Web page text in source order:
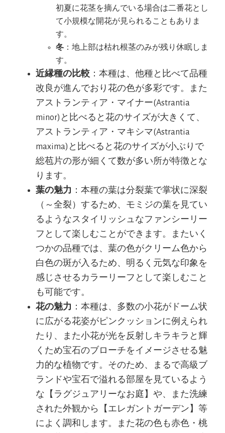
初夏に花茎を摘んでいる場合は二番花とし
て小規模な開花が見られることもありま
す。
冬 ：地上部は枯れ根茎のみが残り休眠しま
す。
近縁種の比較 ：本種は、他種と比べて品種
改良が進んでおり花の色が多彩です。また
アストランティア・マイナー(Astrantia
minor)と比べると花のサイズが大きくて、
アストランティア・マキシマ(Astrantia
maxima)と比べると花のサイズが小ぶりで
総苞片の形が細くて数が多い所が特徴とな
ります。
葉の魅力
：本種の葉は分裂葉で掌状に深裂
（～全裂）するため、モミジの葉を見てい
るようなスタイリッシュなファンシーリー
フとして楽しむことができます。またいく
つかの品種では、葉の色がクリーム色から
白色の斑が入るため、明るく元気な印象を
感じさせるカラーリーフとして楽しむこと
も可能です。
花の魅力
：本種は、多数の小花がドーム状
に広がる花姿がピンクッションに例えられ
たり、また小花が光を反射しキラキラと輝
くため宝石のブローチをイメージさせる魅
力的な植物です。そのため、まるで高級ブ
ランドや宝石で溢れる部屋を見ているよう
な【ラグジュアリーなお庭】や、また洗練
された外観から【エレガントガーデン】等
によく調和します。また花の色も赤色・桃